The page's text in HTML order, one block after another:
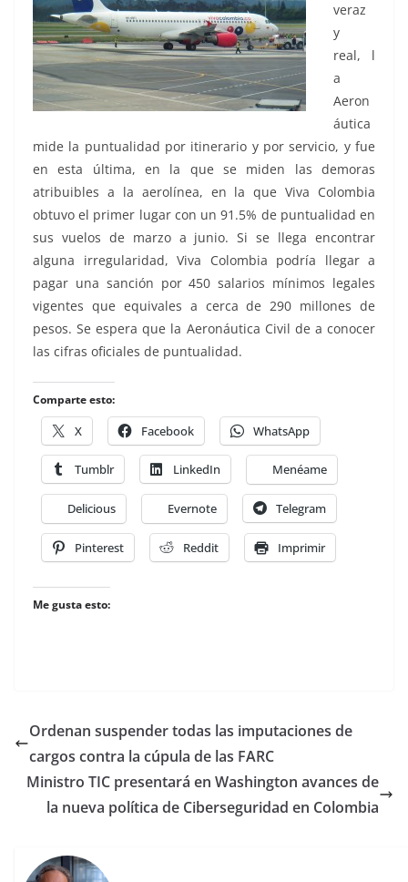
veraz
y
real, l
a
Aeron
áutica
mide la puntualidad por itinerario y por servicio, y fue
en esta última, en la que se miden las demoras
atribuibles a la aerolínea, en la que Viva Colombia
obtuvo el primer lugar con un 91.5% de puntualidad en
sus vuelos de marzo a junio. Si se llega encontrar
alguna irregularidad, Viva Colombia podría llegar a
pagar una sanción por 450 salarios mínimos legales
vigentes que equivales a cerca de 290 millones de
pesos. Se espera que la Aeronáutica Civil de a conocer
las cifras oficiales de puntualidad.
Comparte esto:
X Facebook WhatsApp
Tumblr LinkedIn Menéame
Delicious Evernote Telegram
Pinterest Reddit Imprimir
Me gusta esto:
Ordenan suspender todas las imputaciones de
cargos contra la cúpula de las FARC
Ministro TIC presentará en Washington avances de
la nueva política de Ciberseguridad en Colombia